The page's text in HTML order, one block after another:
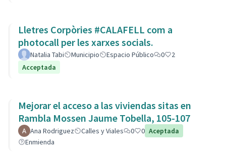
Lletres Corpòries #CALAFELL com a
photocall per les xarxes socials.
Natalia Tabi Municipio Espacio Público 0
2
Acceptada
Mejorar el acceso a las viviendas sitas en
Rambla Mossen Jaume Tobella, 105-107
Ana Rodriguez Calles y Viales 0 0 Aceptada
Enmienda